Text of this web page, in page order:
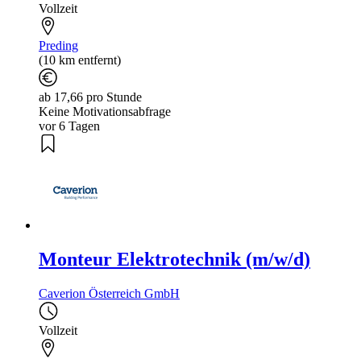
Vollzeit
Preding
(10 km entfernt)
ab 17,66 pro Stunde
Keine Motivationsabfrage
vor 6 Tagen
Monteur Elektrotechnik (m/w/d)
Caverion Österreich GmbH
Vollzeit